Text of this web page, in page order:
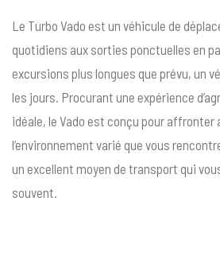
Le Turbo Vado est un véhicule de
quotidiens aux sorties ponctuelles en
excursions plus longues que prévu, un
les jours. Procurant une expérience
idéale, le Vado est conçu pour affronter
l’environnement varié que vous
un excellent moyen de transport qui
souvent.